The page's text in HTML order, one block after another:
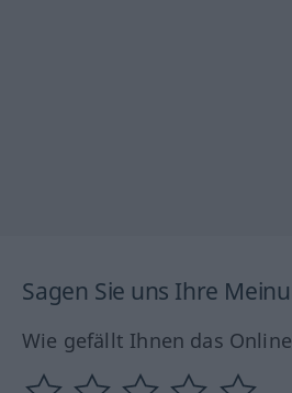
Sagen Sie uns Ihre
Wie gefällt Ihnen das